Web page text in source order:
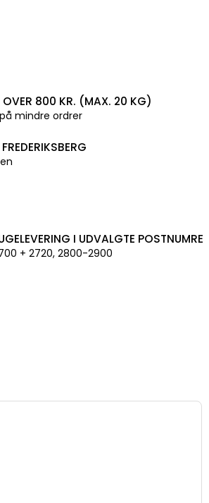
800 KR. (MAX. 20 KG)
mindre ordrer
I UDVALGTE POSTNUMRE
+ 2720, 2800-2900